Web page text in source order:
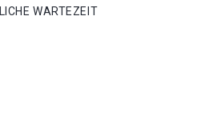
WARTEZEIT